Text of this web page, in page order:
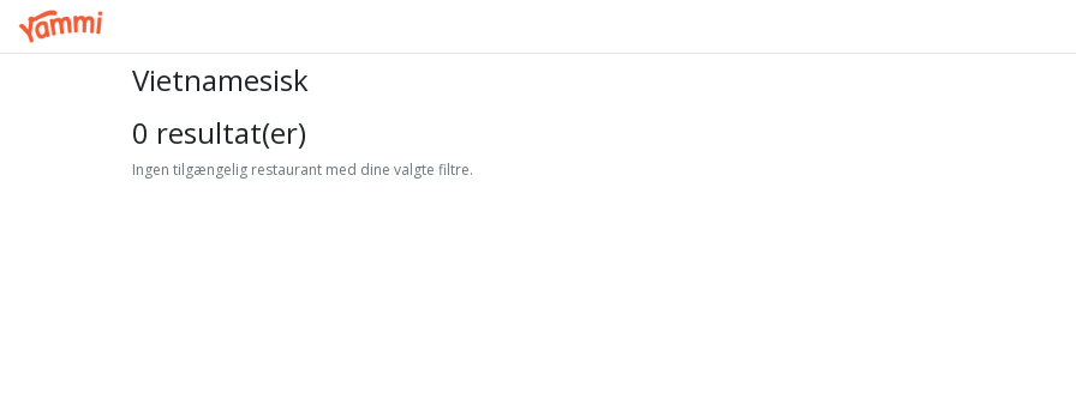
Vietnamesisk
0 resultat(er)
Ingen tilgængelig restaurant med dine valgte filtre.